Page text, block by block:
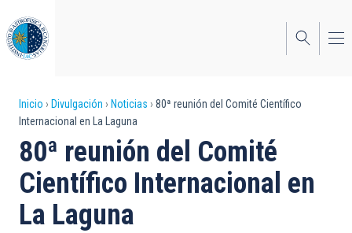
al
contenido
principal
Sobrescribir
enlaces
de
ayuda
a
Inicio Divulgación Noticias
80ª reunión del Comité Científico
Internacional en La Laguna
80ª reunión del Comité
Científico Internacional en
La Laguna